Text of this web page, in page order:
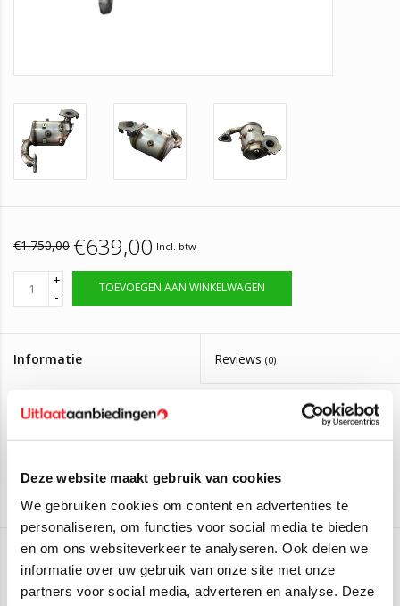
Deze website maakt gebruik van cookies
We gebruiken cookies om content en advertenties te
personaliseren, om functies voor social media te bieden
en om ons websiteverkeer te analyseren. Ook delen we
informatie over uw gebruik van onze site met onze
partners voor social media, adverteren en analyse. Deze
€1.750,00 €639,00 Incl. btw
+
-
TOEVOEGEN AAN WINKELWAGEN
Informatie Reviews (0)
Artikelnummer: DPF354S
Levertijd:
Op voorraad, bestel voor 14:00 zelfde dag
Roetfilter Fiat Talento, Mercedes Vito, Opel
Vivaro, Renault Trafic Euro 6
Deze roetfilter is geschikt voor:
Aan verlanglijst toevoegen/Toevoegen om te vergelijken /Afdrukken